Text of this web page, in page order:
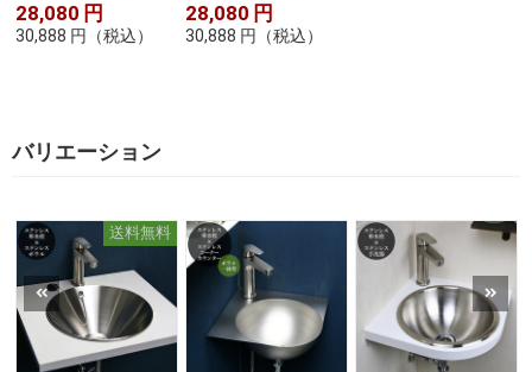
28,080 円
30,888 円 （税込）
28,080 円
30,888 円 （税込）
バリエーション
送料無料